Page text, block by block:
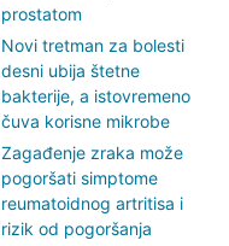
prostatom
Novi tretman za bolesti
desni ubija štetne
bakterije, a istovremeno
čuva korisne mikrobe
Zagađenje zraka može
pogoršati simptome
reumatoidnog artritisa i
rizik od pogoršanja